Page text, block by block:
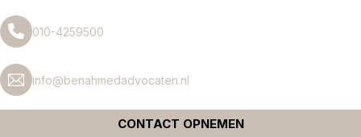
010-4259500
info@benahmedadvocaten.nl
CONTACT OPNEMEN